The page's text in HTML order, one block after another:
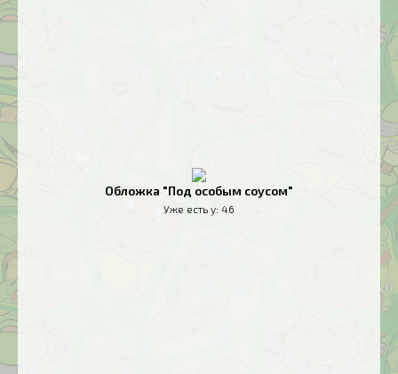
Обложка "Под особым соусом"
Уже есть у: 46